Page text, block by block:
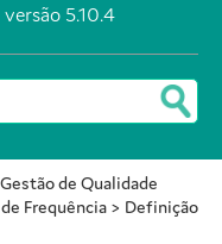
5.10.4
Gestão de Qualidade
Frequência > Definição